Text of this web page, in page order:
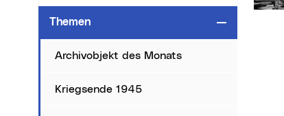
Themen Zuklappen
Archivobjekt des Monats
Kriegsende 1945